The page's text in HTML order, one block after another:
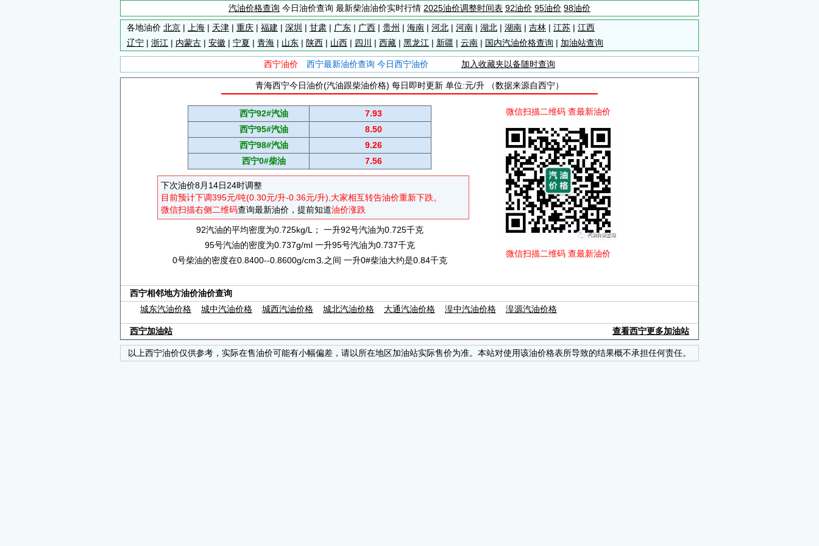
汽油价格查询 今日油价查询 最新柴油油价实时行情 2025油价调整时间表 92油价 95油价 98油价
各地油价 北京 | 上海 | 天津 | 重庆 | 福建 | 深圳 | 甘肃 | 广东 | 广西 | 贵州 | 海南 | 河北 | 河南 | 湖北 | 湖南 | 吉林 | 江苏 | 江西
辽宁 | 浙江 | 内蒙古 | 安徽 | 宁夏 | 青海 | 山东 | 陕西 | 山西 | 四川 | 西藏 | 黑龙江 | 新疆 | 云南 | 国内汽油价格查询 | 加油站查询
西宁油价 西宁最新油价查询 今日西宁油价 加入收藏夹以备随时查询
青海西宁今日油价(汽油跟柴油价格) 每日即时更新 单位:元/升 （数据来源自西宁）
西宁92#汽油
7.93
西宁95#汽油
8.50
西宁98#汽油
9.26
西宁0#柴油
7.56
下次油价8月14日24时调整
目前预计下调395元/吨(0.30元/升-0.36元/升),大家相互转告油价重新下跌。
微信扫描右侧二维码查询最新油价，提前知道油价涨跌
92汽油的平均密度为0.725kg/L； 一升92号汽油为0.725千克
95号汽油的密度为0.737g/ml 一升95号汽油为0.737千克
0号柴油的密度在0.8400--0.8600g/cm⒊之间 一升0#柴油大约是0.84千克
微信扫描二维码 查最新油价
微信扫描二维码 查最新油价
西宁相邻地方油价油价查询
城东汽油价格
城中汽油价格 城西汽油价格 城北汽油价格 大通汽油价格 湟中汽油价格 湟源汽油价格
查看西宁更多加油站
西宁加油站
以上西宁油价仅供参考，实际在售油价可能有小幅偏差，请以所在地区加油站实际售价为准。本站对使用该油价格表所导致的结果概不承担任何责任。